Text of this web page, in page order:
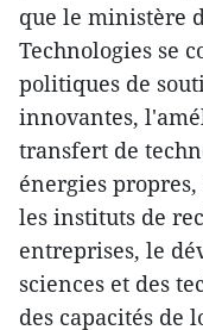
que le ministère
Technologies se
politiques de
innovantes,
transfert de
énergies
les instituts de
entreprises, le
sciences et des
des capacités de